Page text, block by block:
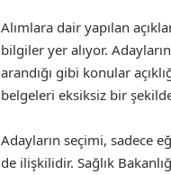
Alımlara dair yapılan
bilgiler yer alıyor.
arandığı gibi konular
belgeleri eksiksiz bir
Adayların seçimi, sadece
de ilişkilidir. Sağlık